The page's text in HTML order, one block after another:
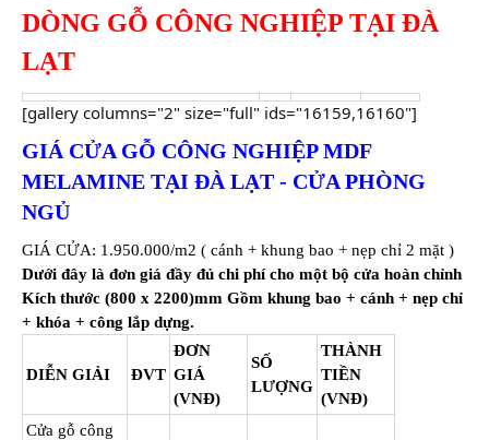
DÒNG GỖ CÔNG NGHIỆP TẠI ĐÀ
LẠT
[gallery columns="2" size="full" ids="16159,16160"]
GIÁ CỬA GỖ CÔNG NGHIỆP MDF
MELAMINE TẠI ĐÀ LẠT - CỬA PHÒNG
NGỦ
GIÁ CỬA: 1.950.000/m2 ( cánh + khung bao + nẹp chỉ 2 mặt )
Dưới đây là đơn giá đầy đủ chi phí cho một bộ cửa hoàn chỉnh
Kích thước (800 x 2200)mm Gồm khung bao + cánh + nẹp chỉ
+ khóa + công lắp dựng.
DIỄN GIẢI ĐVT
ĐƠN
GIÁ
(VNĐ)
SỐ
LƯỢNG
THÀNH
TIỀN
(VNĐ)
Cửa gỗ công